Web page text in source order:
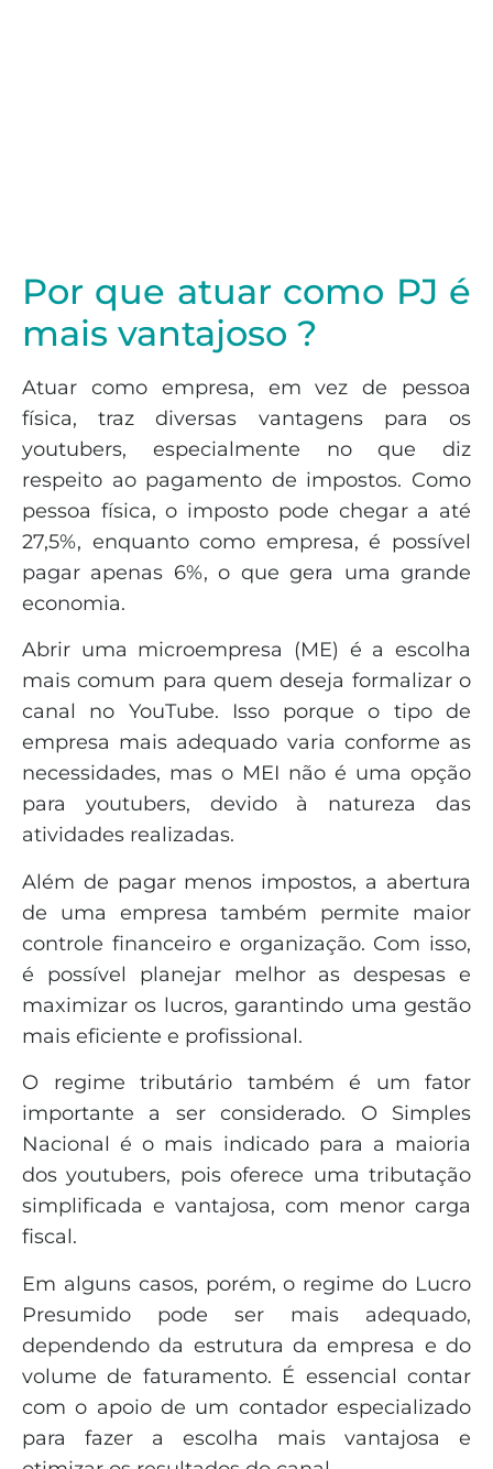
Por que atuar como PJ é
mais vantajoso ?
Atuar como empresa, em vez de pessoa
física, traz diversas vantagens para os
youtubers, especialmente no que diz
respeito ao pagamento de impostos. Como
pessoa física, o imposto pode chegar a até
27,5%, enquanto como empresa, é possível
pagar apenas 6%, o que gera uma grande
economia.
Abrir uma microempresa (ME) é a escolha
mais comum para quem deseja formalizar o
canal no YouTube. Isso porque o tipo de
empresa mais adequado varia conforme as
necessidades, mas o MEI não é uma opção
para youtubers, devido à natureza das
atividades realizadas.
Além de pagar menos impostos, a abertura
de uma empresa também permite maior
controle financeiro e organização. Com isso,
é possível planejar melhor as despesas e
maximizar os lucros, garantindo uma gestão
mais eficiente e profissional.
O regime tributário também é um fator
importante a ser considerado. O Simples
Nacional é o mais indicado para a maioria
dos youtubers, pois oferece uma tributação
simplificada e vantajosa, com menor carga
fiscal.
Em alguns casos, porém, o regime do Lucro
Presumido pode ser mais adequado,
dependendo da estrutura da empresa e do
volume de faturamento. É essencial contar
com o apoio de um contador especializado
para fazer a escolha mais vantajosa e